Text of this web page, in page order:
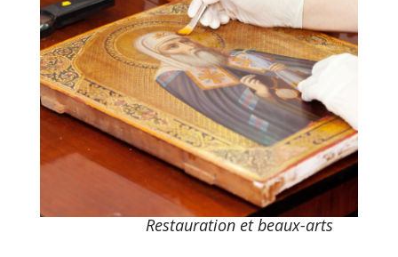
Restauration et beaux-arts